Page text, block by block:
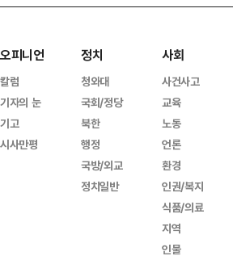
오피니언
칼럼
기자의 눈
기고
시사만평
정치
청와대
국회/정당
북한
행정
국방/외교
정치일반
사회
사건사고
교육
노동
언론
환경
인권/복지
식품/의료
지역
인물